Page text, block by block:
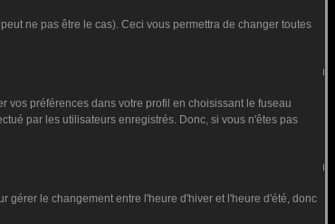
ne pas être le cas). Ceci vous permettra de changer toutes
vos préférences dans votre profil en choisissant le fuseau
par les utilisateurs enregistrés. Donc, si vous n'êtes pas
gérer le changement entre l'heure d'hiver et l'heure d'été, donc